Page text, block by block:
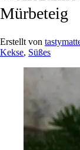
Mürbeteig
Erstellt von
Kekse, Süßes